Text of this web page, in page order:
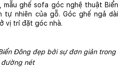
mẫu ghế sofa góc nghệ thuật Biển
tự nhiên của gỗ. Góc ghế ngả dài
vị trí đặt góc nhà.
Đông đẹp bởi sự đơn giản trong
đường nét